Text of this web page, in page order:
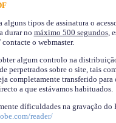
alguns tipos de assinatura o
durar no máximo 500 segundos,
o webmaster.
algum controlo na
perpetrados sobre o site, tais
completamente transferido
a que estávamos habituados.
díficuldades na gravação do
reader/